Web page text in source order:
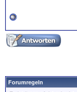
Forumregeln